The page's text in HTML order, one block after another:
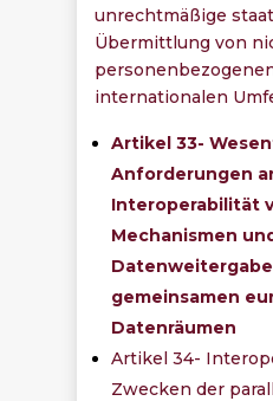
unrechtmäßige
Übermittlung von
internationalen
Artikel 33-
Anforderungen
Interoperabilität
Mechanismen
gemeinsamen
Datenräumen
Artikel 34-
Zwecken der